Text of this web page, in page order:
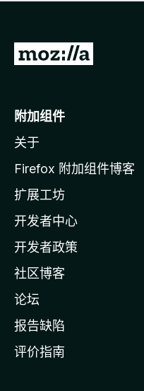
无
转
o
i
l
a
主
页
附加组件
关于
Firefox 附加组件博客
扩展工坊
开发者中心
开发者政策
社区博客
论坛
报告缺陷
评价指南